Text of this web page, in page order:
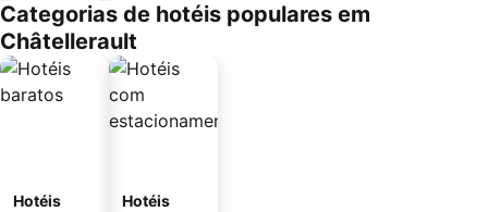
Categorias de hotéis populares em
Châtellerault
Hotéis
Hotéis